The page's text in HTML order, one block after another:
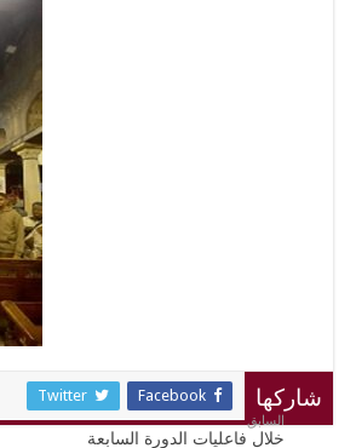
شاركها Facebook
Twitter
السابق
خلال فاعليات الدورة السابعة